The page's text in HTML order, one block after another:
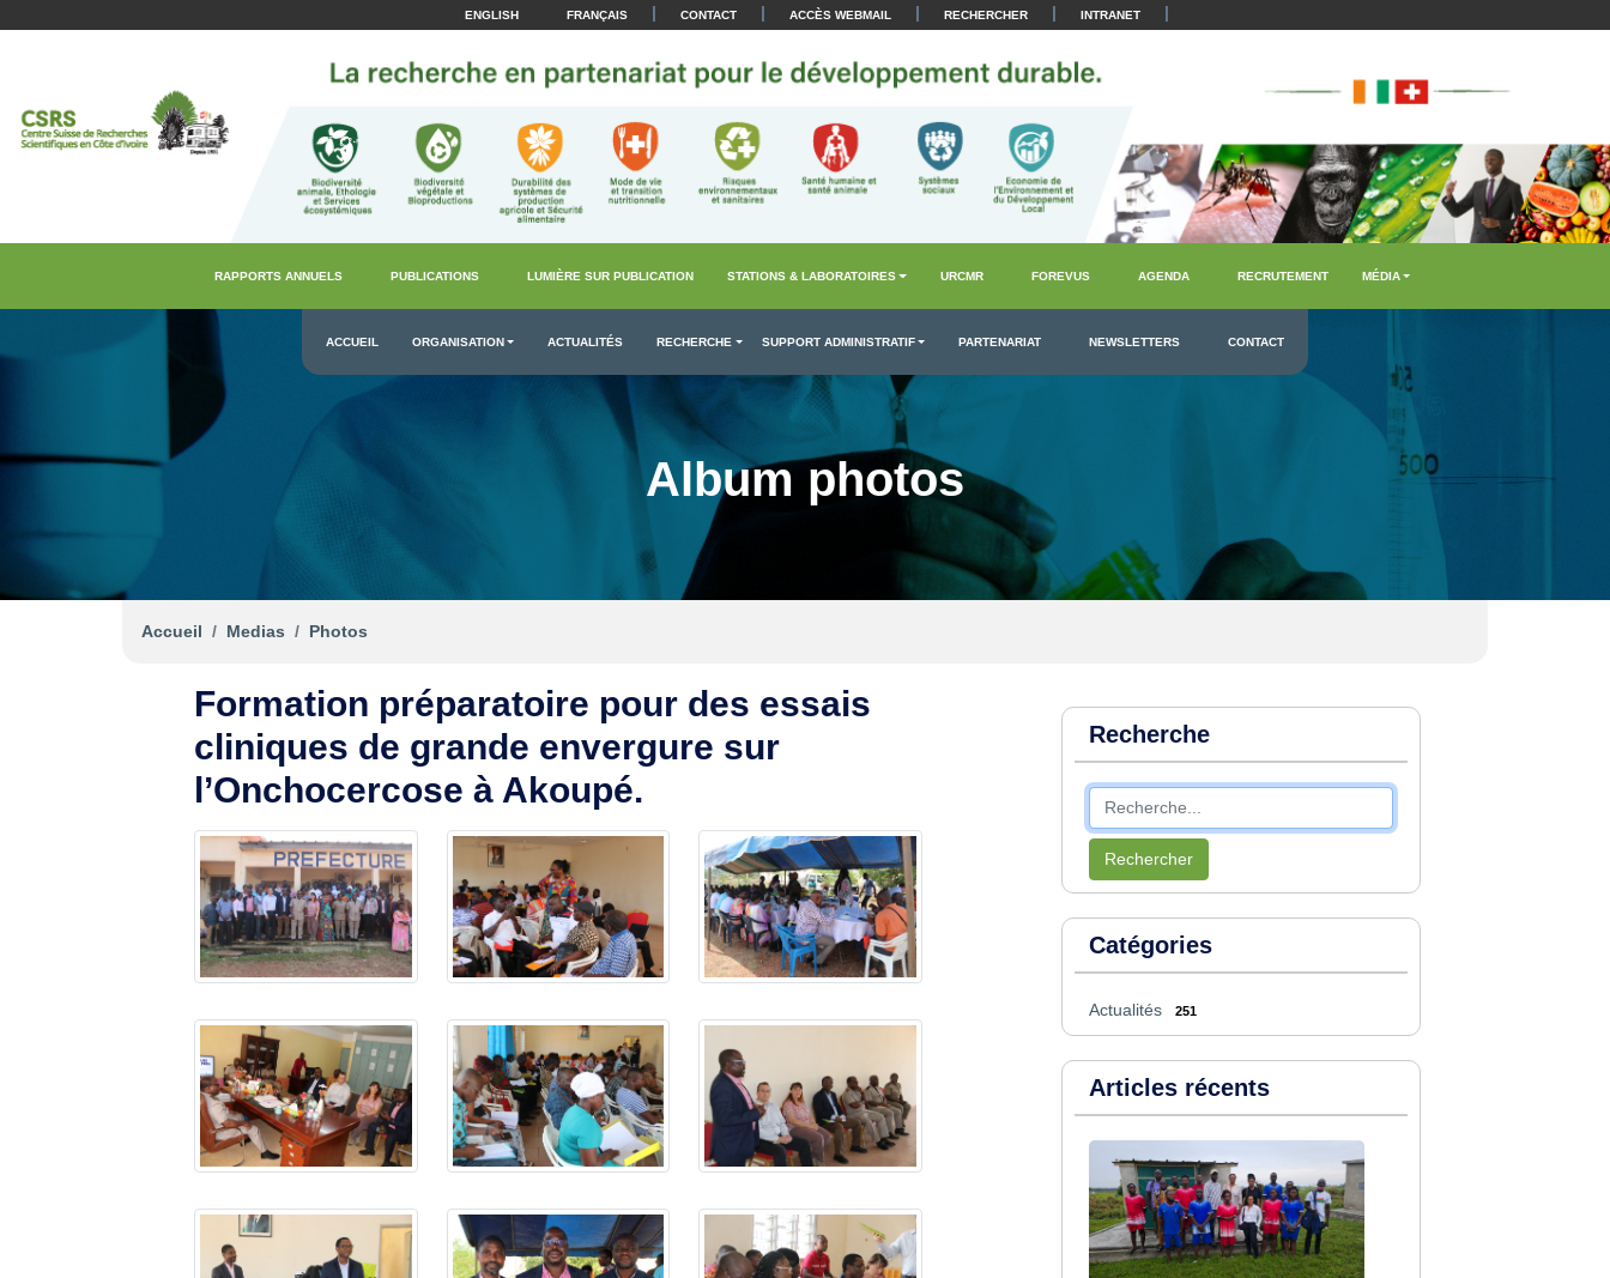
ENGLISH FRANÇAIS | CONTACT | ACCÈS WEBMAIL | RECHERCHER | INTRANET |
RAPPORTS ANNUELS PUBLICATIONS LUMIÈRE SUR PUBLICATION STATIONS & LABORATOIRES URCMR FOREVUS AGENDA RECRUTEMENT MÉDIA
ACCUEIL ORGANISATION ACTUALITÉS RECHERCHE SUPPORT ADMINISTRATIF PARTENARIAT NEWSLETTERS CONTACT
Album photos
Accueil Medias Photos
Formation préparatoire pour des essais
cliniques de grande envergure sur
l’Onchocercose à Akoupé.
Recherche
Rechercher
Catégories
Actualités 251
Articles récents